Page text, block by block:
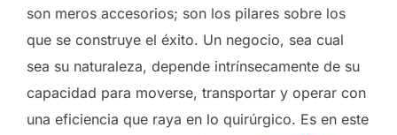
son meros accesorios; son los pilares sobre los
que se construye el éxito. Un negocio, sea cual
sea su naturaleza, depende intrínsecamente de su
capacidad para moverse, transportar y operar con
una eficiencia que raya en lo quirúrgico. Es en este